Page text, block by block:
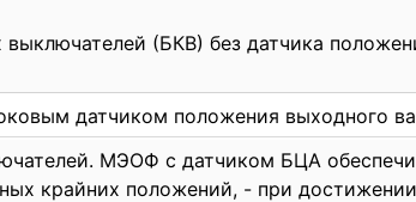
выключателей (БКВ) без датчика
датчиком положения выходного
МЭОФ с датчиком БЦА
крайних положений, - при